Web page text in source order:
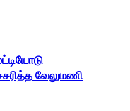
வேலுமணி